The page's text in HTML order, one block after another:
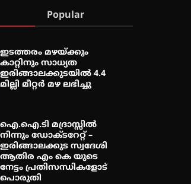
Popular
ഇടത്തരം മഴയ്ക്കും
കാറ്റിനും സാധ്യത
ഇരിങ്ങാലക്കുടയിൽ 4.4
മില്ലി മീറ്റർ മഴ ലഭിച്ചു
ഐ.ഐ.ടി മദ്രാസ്സിൽ
നിന്നും ഡോക്ടറേറ്റ് –
ഇരിങ്ങാലക്കുട സ്വദേശി
ആതിര എം കെ യുടെ
നേട്ടം പ്രതിസന്ധികളോട്
പൊരുതി